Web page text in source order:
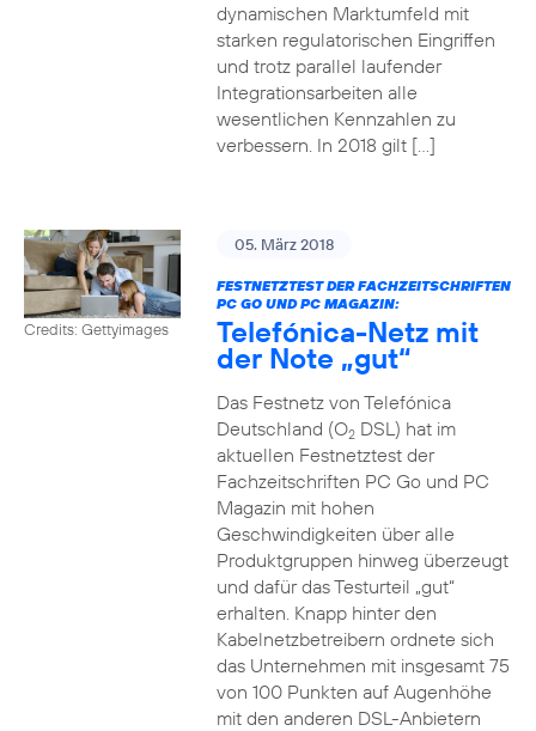
dynamischen Marktumfeld mit
starken regulatorischen Eingriffen
und trotz parallel laufender
Integrationsarbeiten alle
wesentlichen Kennzahlen zu
verbessern. In 2018 gilt […]
Credits: Gettyimages
05. März 2018
FESTNETZTEST DER FACHZEITSCHRIFTEN
PC GO UND PC MAGAZIN:
Telefónica-Netz mit
der Note „gut“
Das Festnetz von Telefónica
Deutschland (O2DSL) hat im
aktuellen Festnetztest der
Fachzeitschriften PC Go und PC
Magazin mit hohen
Geschwindigkeiten über alle
Produktgruppen hinweg überzeugt
und dafür das Testurteil „gut“
erhalten. Knapp hinter den
Kabelnetzbetreibern ordnete sich
das Unternehmen mit insgesamt 75
von 100 Punkten auf Augenhöhe
mit den anderen DSL-Anbietern